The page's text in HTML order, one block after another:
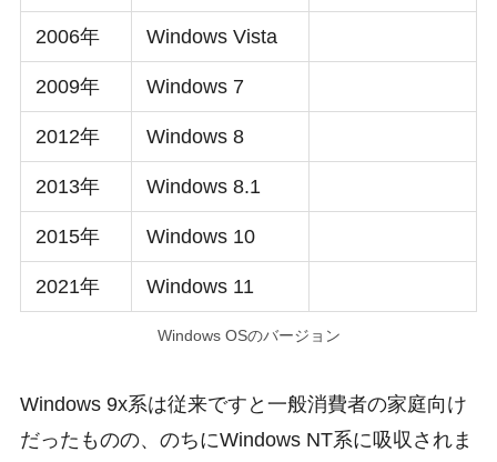
2006年 Windows Vista
2009年 Windows 7
2012年 Windows 8
2013年 Windows 8.1
2015年 Windows 10
2021年 Windows 11
Windows OSのバージョン
Windows 9x系は従来ですと一般消費者の家庭向け
だったものの、のちにWindows NT系に吸収されま